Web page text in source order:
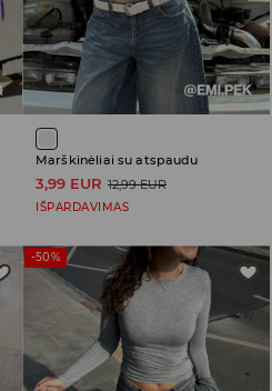
Marškinėliai su atspaudu
3,99 EUR 12,99 EUR
IŠPARDAVIMAS
-50%